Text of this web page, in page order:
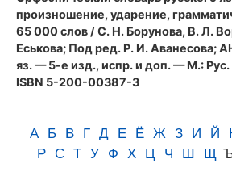
произношение, ударение,
65 000 слов / С. Н. Борунова, В. Л.
Еськова; Под ред. Р. И. Аванесова;
яз. — 5-е изд., испр. и доп. — М.:
ISBN 5-200-00387-3
А Б В Г Д Е Ё Ж З И Й
Р С Т У Ф Х Ц Ч Ш Щ